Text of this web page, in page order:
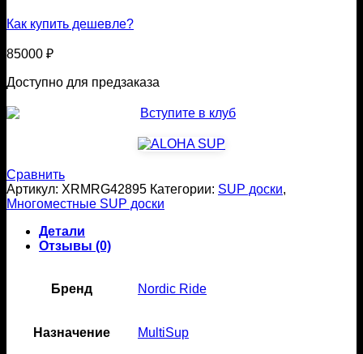
Как купить дешевле?
85000 ₽
Доступно для предзаказа
Сравнить
Артикул: XRMRG42895 Категории: SUP доски,
Многоместные SUP доски
Детали
Отзывы (0)
Бренд Nordic Ride
Назначение MultiSup